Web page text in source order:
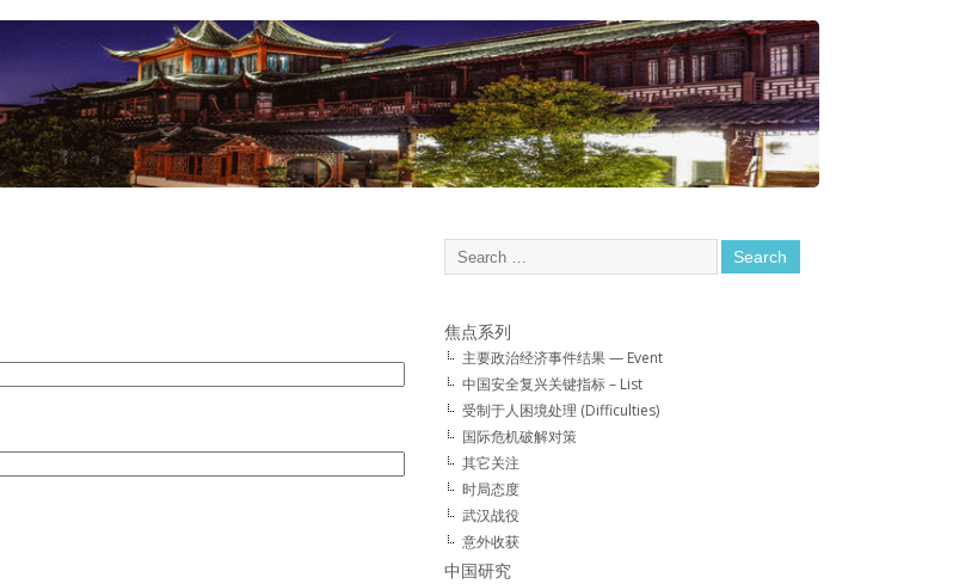
焦点系列
主要政治经济事件结果 — Event
中国安全复兴关键指标 – List
受制于人困境处理 (Difficulties)
国际危机破解对策
其它关注
时局态度
武汉战役
意外收获
中国研究